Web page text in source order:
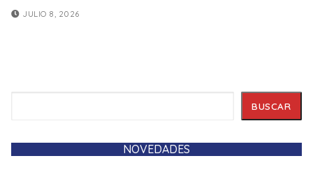
JULIO 8, 2026
BUSCAR
NOVEDADES